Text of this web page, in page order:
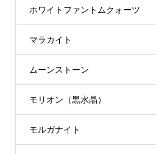
ホワイトファントムクォーツ
マラカイト
ムーンストーン
モリオン（黒水晶）
モルガナイト